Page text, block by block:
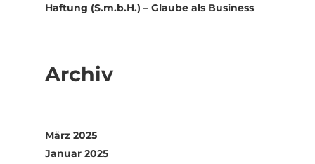
Haftung (S.m.b.H.) – Glaube als Business
Archiv
März 2025
Januar 2025